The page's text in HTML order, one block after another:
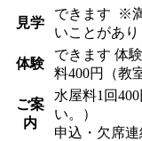
見学
できます
※
いことがあり
体験
できます 体
料400円（教
ご案
内
水屋料1回
い。）
申込・欠席連